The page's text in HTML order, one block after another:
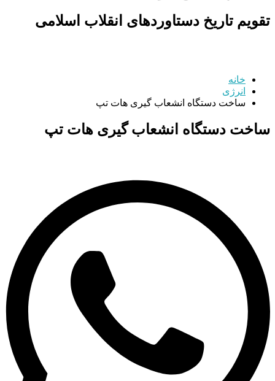
تقویم تاریخ دستاوردهای انقلاب اسلامی
خانه
انرژی
ساخت دستگاه انشعاب گیری هات تپ
ساخت دستگاه انشعاب گیری هات تپ